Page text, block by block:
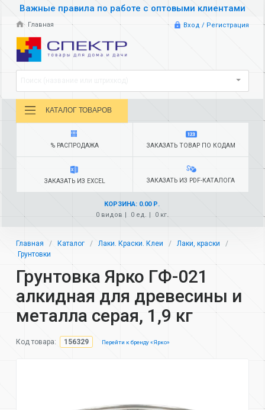
Важные правила по работе с оптовыми клиентами
Главная Вход / Регистрация
КАТАЛОГ ТОВАРОВ
% РАСПРОДАЖА ЗАКАЗАТЬ ТОВАР ПО КОДАМ
ЗАКАЗАТЬ ИЗ EXCEL ЗАКАЗАТЬ ИЗ PDF-КАТАЛОГА
КОРЗИНА: 0.00 Р.
0 видов
0 ед. 0 кг.
Главная Каталог Лаки. Краски. Клеи
Лаки, краски
Грунтовки
Грунтовка Ярко ГФ-021
алкидная для древесины и
металла серая, 1,9 кг
Код товара: 156329 Перейти к бренду «Ярко»